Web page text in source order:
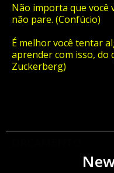
Não importa que você
não pare. (Confúcio)
É melhor você tentar
aprender com isso, do
Zuckerberg)